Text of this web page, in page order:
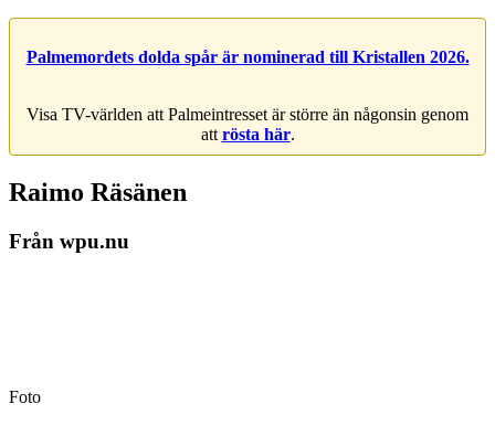
Palmemordets dolda spår är nominerad till Kristallen 2026.
Visa TV-världen att Palmeintresset är större än någonsin genom
att rösta här.
Raimo Räsänen
Från wpu.nu
Foto